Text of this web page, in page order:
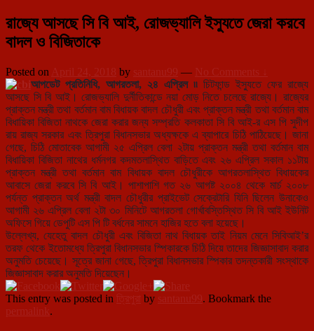
রাজ্যে আসছে সি বি আই, রোজভ্যালি ইস্যুতে জেরা করবে
বাদল ও বিজিতাকে
Posted on April 24, 2018 by santanu99 — No Comments ↓
আপডেট প্রতিনিধি, আগরতলা, ২৪ এপ্রিল ৷৷ চিটফান্ড ইস্যুতে ফের রাজ্যে
আসছে সি বি আই। রোজভ্যালি দুর্নীতিকান্ডে নয়া মোড় নিতে চলেছে রাজ্যে। রাজ্যের
প্রাক্তন মন্ত্রী তথা বর্তমান বাম বিধায়ক বাদল চৌধুরী এবং প্রাক্তন মন্ত্রী তথা বর্তমান বাম
বিধায়িকা বিজিতা নাথকে জেরা করার জন্য সম্প্রতি কলকাতা সি বি আই-র এস পি সুদীপ
রায় রাজ্য সরকার এবং ত্রিপুরা বিধানসভার অধ্যক্ষকে এ ব্যাপারে চিঠি পাঠিয়েছে। জানা
গেছে, চিঠি মোতাবেক আগামী ২৫ এপ্রিল বেলা ২টায় প্রাক্তন মন্ত্রী তথা বর্তমান বাম
বিধায়িকা বিজিতা নাথের ধর্মনগর কদমতলাস্থিত বাড়িতে এবং ২৬ এপ্রিল সকাল ১১টায়
প্রাক্তন মন্ত্রী তথা বর্তমান বাম বিধায়ক বাদল চৌধুরীকে আগরতলাস্থিত বিধায়কের
আবাসে জেরা করবে সি বি আই। পাশাপাশি গত ২৬ আগষ্ট ২০০৪ থেকে মার্চ ২০০৮
পর্যন্ত প্রাক্তন অর্থ মন্ত্রী বাদল চৌধুরীর প্রাইভেট সেক্রেটারি যিনি ছিলেন উনাকেও
আগামী ২৬ এপ্রিল বেলা ২টা ৩০ মিনিটে আগরতলা গোর্খাবস্তিস্থিত সি বি আই ইউনিট
অফিসে গিয়ে ডেপুটি এস পি টি বর্ধনের সামনে হাজির হতে বলা হয়েছে।
উল্লেখ্য, যেহেতু বাদল চৌধুরী এবং বিজিতা নাথ বিধায়ক তাই নিয়ম মেনে সিবিআই’র
তরফ থেকে ইতোমধ্যে ত্রিপুরা বিধানসভার স্পিকারকে চিঠি দিয়ে তাদের জিজ্ঞাসাবাদ করার
অনুমতি চেয়েছে। সূত্রে জানা গেছে, ত্রিপুরা বিধানসভার স্পিকার তদন্তকারী সংস্থাকে
জিজ্ঞাসাবাদ করার অনুমতি দিয়েছেন।
This entry was posted in ত্রিপুরা by santanu99. Bookmark the
permalink.